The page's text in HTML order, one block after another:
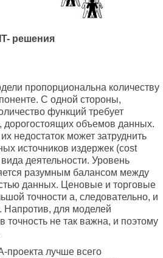
решения
пропорциональна количеству
С одной стороны,
функций требует
дорогостоящих объемов данных.
недостаток может затруднить
источников издержек (cost
деятельности. Уровень
разумным балансом между
данных. Ценовые и торговые
точности а, следовательно, и
Напротив, для моделей
точность не так важна, и поэтому
проекта лучше всего